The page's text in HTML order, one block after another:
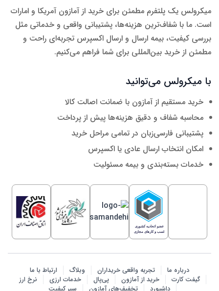
میکرولس یک پلتفرم مطمئن برای خرید از آمازون آمریکا و امارات
است. ما با شفاف‌ترین هزینه‌ها، پشتیبانی واقعی و خدماتی مثل
بررسی کیفیت، بیمه ارسال و ارسال اکسپرس تجربه‌ای راحت و
مطمئن از خرید بین‌المللی برای شما فراهم می‌کنیم.
با میکرولس می‌توانید
خرید مستقیم از آمازون با ضمانت اصالت کالا
محاسبه شفاف و دقیق هزینه‌ها پیش از پرداخت
پشتیبانی فارسی‌زبان در تمامی مراحل خرید
امکان انتخاب ارسال عادی یا اکسپرس
خدمات بسته‌بندی و بیمه مسئولیت
درباره ما تجربه واقعی خریداران وبلاگ
ارتباط با ما
گیفت کارت
خرید از آمازون پی‌پال خدمات ارزی
نرخ ارز
داشبورد
تخفیف‌های آمازون سپر کیفیت